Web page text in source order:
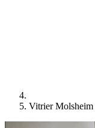
Vitrier Molsheim